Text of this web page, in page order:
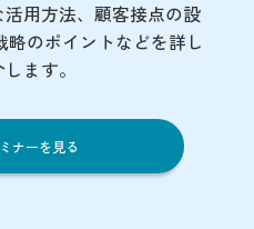
用方法、顧客接点の設
略のポイントなどを詳し
ます。
ナーを見る